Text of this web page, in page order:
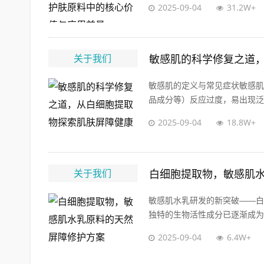
2025-09-04 31.2W+
关于我们 敏感肌的科学修复之道
敏感肌的定义与常见症状敏感
品成分等）反应过度，易出现
2025-09-04 18.8W+
关于我们 白细胞提取物，敏感肌
敏感肌水乳研发的新突破——白
独特的生物活性成分已逐渐成
2025-09-04 6.4W+